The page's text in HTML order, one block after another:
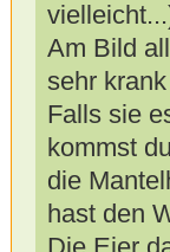
Am Bild
sehr
Falls sie
kommst
die
hast den